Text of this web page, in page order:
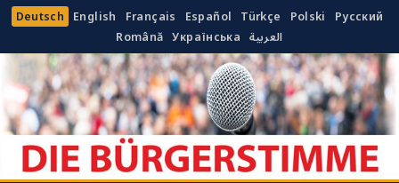
Deutsch English Français Español Türkçe Polski
Русский
Română
Українська العربية